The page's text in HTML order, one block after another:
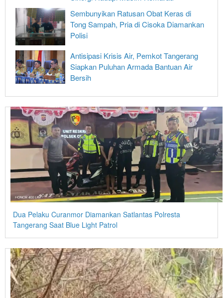
Sembunyikan Ratusan Obat Keras di
Tong Sampah, Pria di Cisoka Diamankan
Polisi
Antisipasi Krisis Air, Pemkot Tangerang
Siapkan Puluhan Armada Bantuan Air
Bersih
Dua Pelaku Curanmor Diamankan Satlantas Polresta
Tangerang Saat Blue Light Patrol